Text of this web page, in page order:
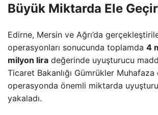
Büyük Miktarda Ele
Edirne, Mersin ve Ağrı’da
operasyonları sonucunda toplamda 4
milyon lira değerinde uyuşturucu
Ticaret Bakanlığı Gümrükler Muhafaza
operasyonda önemli miktarda
yakaladı.